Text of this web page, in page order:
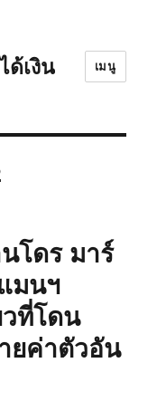
ด้เงิน เมนู
โดร มาร์
มนฯ
วที่โดน
ยค่าตัวอัน